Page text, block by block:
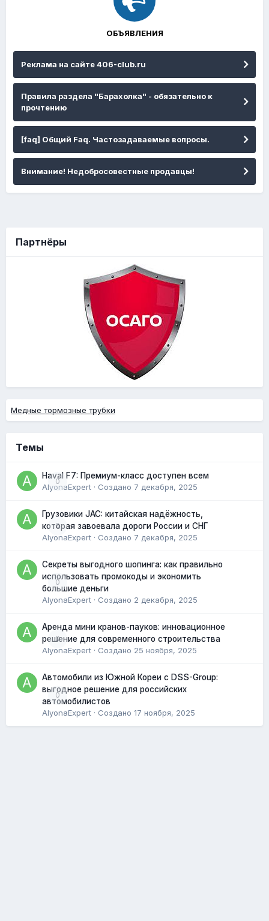
ОБЪЯВЛЕНИЯ
Реклама на сайте 406-club.ru
Правила раздела "Барахолка" - обязательно к
прочтению
[faq] Общий Faq. Частозадаваемые вопросы.
Внимание! Недобросовестные продавцы!
Партнёры
Медные тормозные трубки
Темы
0
Haval F7: Премиум-класс доступен всем
AlyonaExpert · Создано 7 декабря, 2025
0
Грузовики JAC: китайская надёжность,
которая завоевала дороги России и СНГ
AlyonaExpert · Создано 7 декабря, 2025
0
Секреты выгодного шопинга: как правильно
использовать промокоды и экономить
большие деньги
AlyonaExpert · Создано 2 декабря, 2025
0
Аренда мини кранов-пауков: инновационное
решение для современного строительства
AlyonaExpert · Создано 25 ноября, 2025
0
Автомобили из Южной Кореи с DSS-Group:
выгодное решение для российских
автомобилистов
AlyonaExpert · Создано 17 ноября, 2025